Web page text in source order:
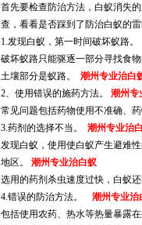
首先要检查防治方法，白蚁消失
查，看看是否踩到了防治白蚁的
1.发现白蚁，第一时间破坏蚁路。
破坏蚁路只能驱逐一部分寻找食
土壤部分是蚁路。 潮州专业治白
2、使用错误的施药方法。 潮州专
常见问题包括药物使用不准确
3.药剂的选择不当。 潮州专业治
发现白蚁，使用使白蚁产生避难
地区。 潮州专业治白蚁
选用的药剂杀虫速度过快，白蚁
4.错误的防治方法。 潮州专业治
包括使用农药、热水等热量暴露